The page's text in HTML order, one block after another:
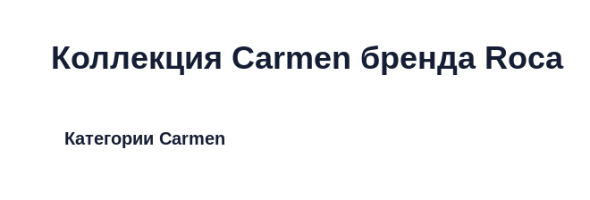
Коллекция Carmen бренда Roca
Категории Carmen